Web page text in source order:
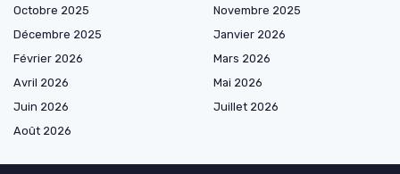
Octobre 2025
Novembre 2025
Décembre 2025
Janvier 2026
Février 2026
Mars 2026
Avril 2026
Mai 2026
Juin 2026
Juillet 2026
Août 2026